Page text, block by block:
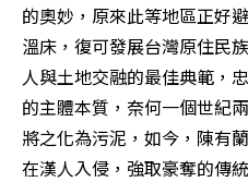
的奧妙，原來此等地區正好
溫床，復可發展台灣原住民
人與土地交融的最佳典範，
的主體本質，奈何一個世紀
將之化為污泥，如今，陳有
在漢人入侵，強取豪奪的傳